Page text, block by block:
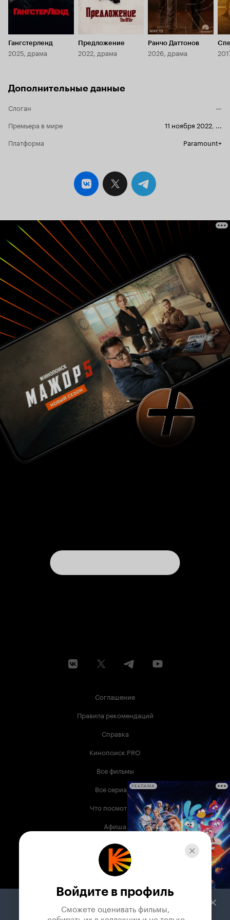
Гангстерленд
2025, драма
Предложение
2022, драма
Ранчо Даттонов
2026, драма
Дополнительные данные
Слоган
—
Премьера в мире
11 ноября 2022, ...
Платформа
Paramount+
Соглашение
Правила рекомендаций
Справка
Кинопоиск PRO
Все фильмы
Все сериалы
Что посмотреть
Афиша
Музыка
Телепрограмма
Служба поддержки
РЕКЛАМА
Войдите в профиль
Сможете оценивать фильмы,